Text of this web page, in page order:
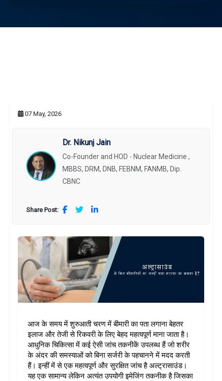
07 May, 2026
Dr. Nikunj Jain
Co-Founder and HOD - Nuclear Medicine ,
MBBS, DRM, DNB, FEBNM, FANMB, Dip.
CBNC
Share Post:
आज के समय में शुरुआती चरण में बीमारी का पता लगाना बेहतर
इलाज और तेजी से रिकवरी के लिए बेहद महत्वपूर्ण माना जाता है।
आधुनिक चिकित्सा में कई ऐसी जांच तकनीकें उपलब्ध हैं जो शरीर
के अंदर की समस्याओं को बिना सर्जरी के पहचानने में मदद करती
हैं। इन्हीं में से एक महत्वपूर्ण और सुरक्षित जांच है अल्ट्रासाउंड।
यह एक सामान्य लेकिन अत्यंत उपयोगी इमेजिंग तकनीक है जिसका